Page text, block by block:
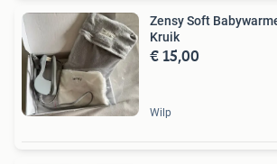
Zensy Soft
Kruik
€ 15,00
Wilp